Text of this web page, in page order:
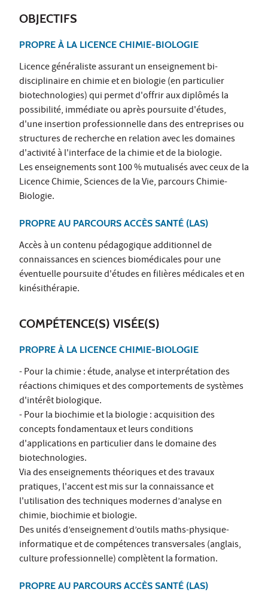
OBJECTIFS
PROPRE À LA LICENCE CHIMIE-BIOLOGIE
Licence généraliste assurant un enseignement bi-
disciplinaire en chimie et en biologie (en particulier
biotechnologies) qui permet d'offrir aux diplômés la
possibilité, immédiate ou après poursuite d'études,
d'une insertion professionnelle dans des entreprises ou
structures de recherche en relation avec les domaines
d'activité à l'interface de la chimie et de la biologie.
Les enseignements sont 100 % mutualisés avec ceux de la
Licence Chimie, Sciences de la Vie, parcours Chimie-
Biologie.
PROPRE AU PARCOURS ACCÈS SANTÉ (LAS)
Accès à un contenu pédagogique additionnel de
connaissances en sciences biomédicales pour une
éventuelle poursuite d'études en filières médicales et en
kinésithérapie.
COMPÉTENCE(S) VISÉE(S)
PROPRE À LA LICENCE CHIMIE-BIOLOGIE
- Pour la chimie : étude, analyse et interprétation des
réactions chimiques et des comportements de systèmes
d'intérêt biologique.
- Pour la biochimie et la biologie : acquisition des
concepts fondamentaux et leurs conditions
d'applications en particulier dans le domaine des
biotechnologies.
Via des enseignements théoriques et des travaux
pratiques, l'accent est mis sur la connaissance et
l'utilisation des techniques modernes d’analyse en
chimie, biochimie et biologie.
Des unités d’enseignement d’outils maths-physique-
informatique et de compétences transversales (anglais,
culture professionnelle) complètent la formation.
PROPRE AU PARCOURS ACCÈS SANTÉ (LAS)